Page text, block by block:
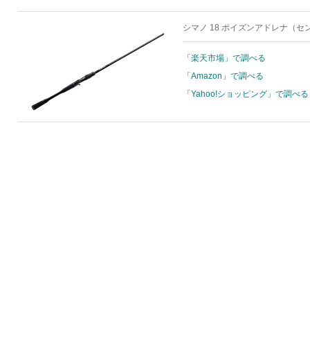
シマノ 18 ポイズンアドレナ（セ
「楽天市場」で調べる
「Amazon」で調べる
「Yahoo!ショッピング」で調べる